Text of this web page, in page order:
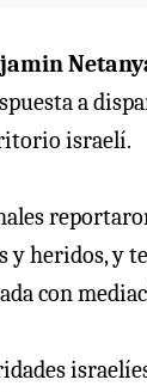
a
israelí.
y heridos, y
con